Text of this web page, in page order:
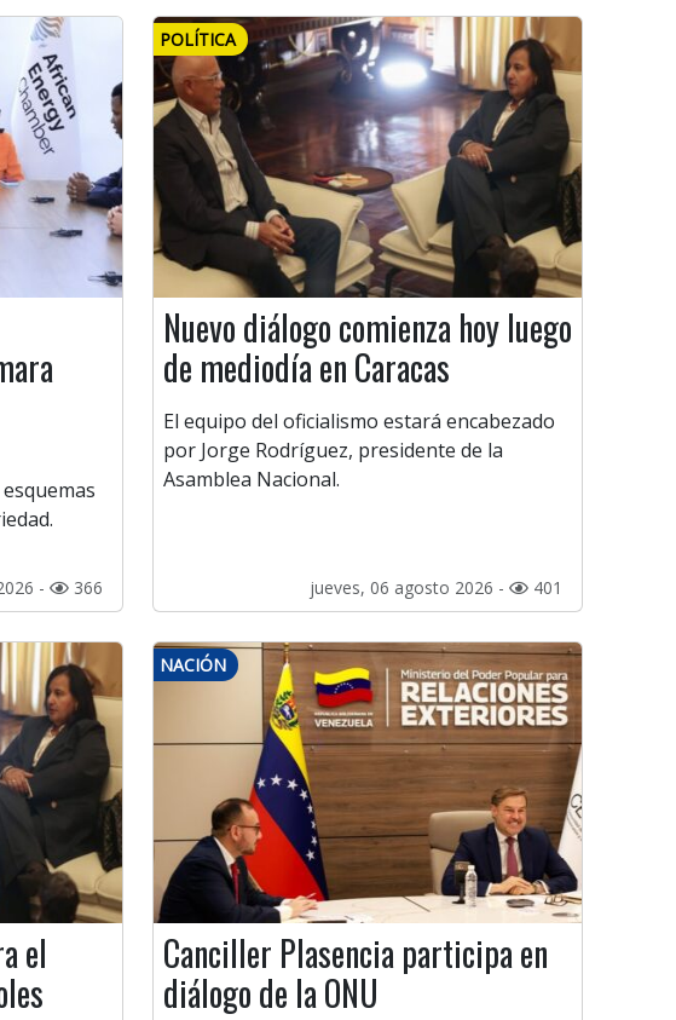
- 366
POLÍTICA
Nuevo diálogo comienza hoy luego
de mediodía en Caracas
El equipo del oficialismo estará encabezado
por Jorge Rodríguez, presidente de la
Asamblea Nacional.
jueves, 06 agosto 2026 - 401
el
NACIÓN
Canciller Plasencia participa en
diálogo de la ONU